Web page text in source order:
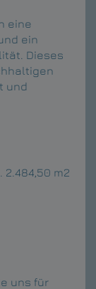
eine
ein
Dieses
und
2.484,50 m2
uns für